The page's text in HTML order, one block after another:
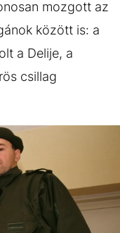
mozgott az
között is: a
a Delije, a
csillag